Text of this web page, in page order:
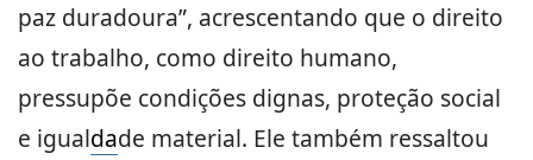
paz duradoura”, acrescentando que o direito
ao trabalho, como direito humano,
pressupõe condições dignas, proteção social
e igualdade material. Ele também ressaltou